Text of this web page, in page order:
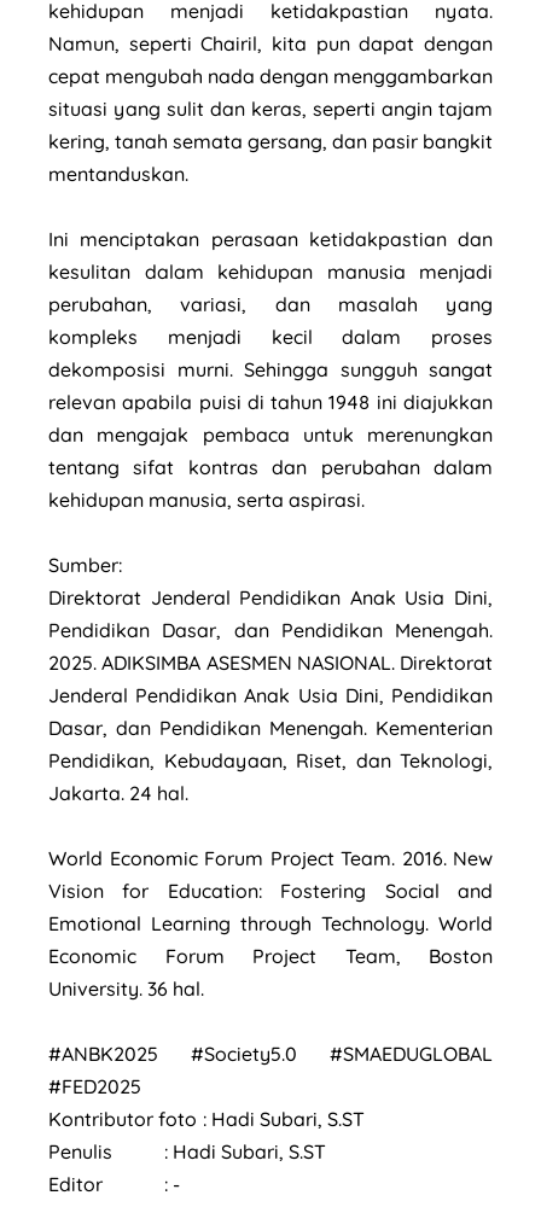
kehidupan menjadi ketidakpastian nyata.
Namun, seperti Chairil, kita pun dapat dengan
cepat mengubah nada dengan menggambarkan
situasi yang sulit dan keras, seperti angin tajam
kering, tanah semata gersang, dan pasir bangkit
mentanduskan.
Ini menciptakan perasaan ketidakpastian dan
kesulitan dalam kehidupan manusia menjadi
perubahan, variasi, dan masalah yang
kompleks menjadi kecil dalam proses
dekomposisi murni. Sehingga sungguh sangat
relevan apabila puisi di tahun 1948 ini diajukkan
dan mengajak pembaca untuk merenungkan
tentang sifat kontras dan perubahan dalam
kehidupan manusia, serta aspirasi.
Sumber:
Direktorat Jenderal Pendidikan Anak Usia Dini,
Pendidikan Dasar, dan Pendidikan Menengah.
2025. ADIKSIMBA ASESMEN NASIONAL. Direktorat
Jenderal Pendidikan Anak Usia Dini, Pendidikan
Dasar, dan Pendidikan Menengah. Kementerian
Pendidikan, Kebudayaan, Riset, dan Teknologi,
Jakarta. 24 hal.
World Economic Forum Project Team. 2016. New
Vision for Education: Fostering Social and
Emotional Learning through Technology. World
Economic Forum Project Team, Boston
University. 36 hal.
#ANBK2025 #Society5.0 #SMAEDUGLOBAL
#FED2025
Kontributor foto : Hadi Subari, S.ST
Penulis
: Hadi Subari, S.ST
Editor
: -